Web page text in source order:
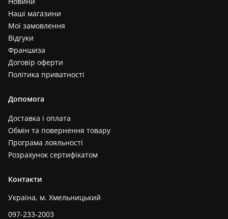
Наші магазини
Мої замовлення
Відгуки
Франшиза
Договір оферти
Політика приватності
Допомога
Доставка і оплата
Обмін та повернення товару
Програма лояльності
Розрахунок сертифікатом
Контакти
Україна, м. Хмельницький
097-233-2003